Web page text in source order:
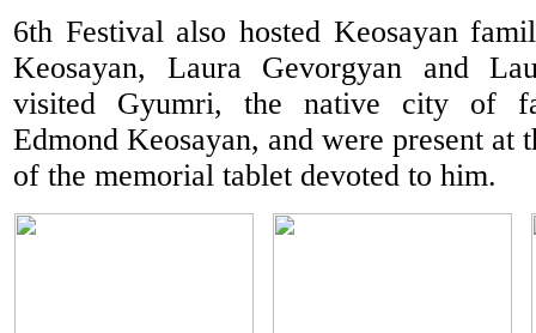
6th Festival also hosted Keosayan
Keosayan, Laura Gevorgyan and
visited Gyumri, the native city of
Edmond Keosayan, and were present at
of the memorial tablet devoted to him.